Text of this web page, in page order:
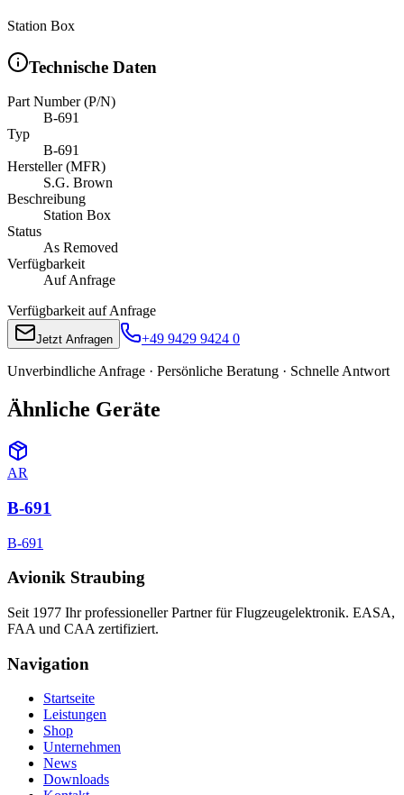
Station Box
Technische Daten
Part Number (P/N)
B-691
Typ
B-691
Hersteller (MFR)
S.G. Brown
Beschreibung
Station Box
Status
As Removed
Verfügbarkeit
Auf Anfrage
Verfügbarkeit auf Anfrage
Jetzt Anfragen +49 9429 9424 0
Unverbindliche Anfrage · Persönliche Beratung · Schnelle Antwort
Ähnliche Geräte
AR
B-691
B-691
Avionik Straubing
Seit 1977 Ihr professioneller Partner für Flugzeugelektronik. EASA,
FAA und CAA zertifiziert.
Navigation
Startseite
Leistungen
Shop
Unternehmen
News
Downloads